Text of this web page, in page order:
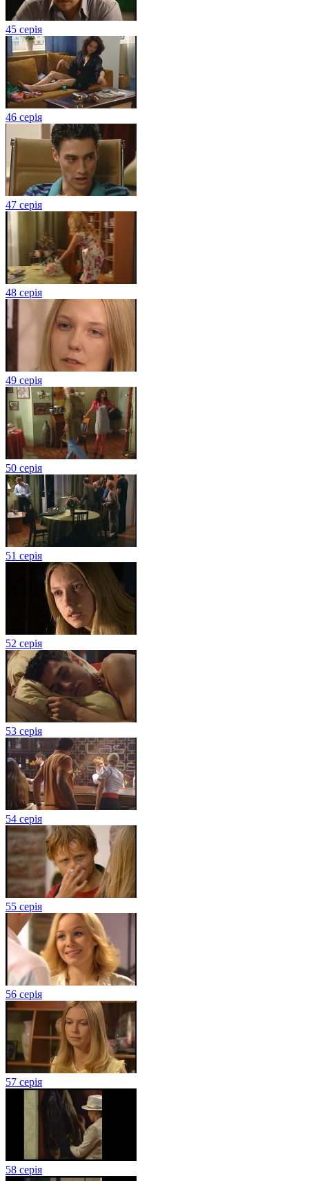
45 серія
46 серія
47 серія
48 серія
49 серія
50 серія
51 серія
52 серія
53 серія
54 серія
55 серія
56 серія
57 серія
58 серія